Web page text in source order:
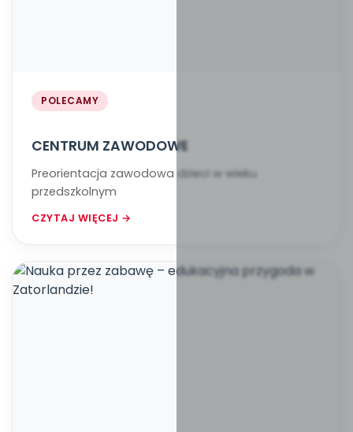
POLECAMY
CENTRUM ZAWODOWE
Preorientacja zawodowa dzieci w wieku
przedszkolnym
CZYTAJ WIĘCEJ →